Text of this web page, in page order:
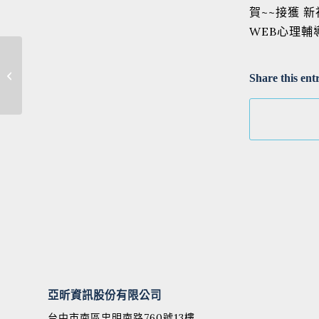
賀~~接獲 新
WEB心理輔
Share this
亞昕資訊股份有限公司